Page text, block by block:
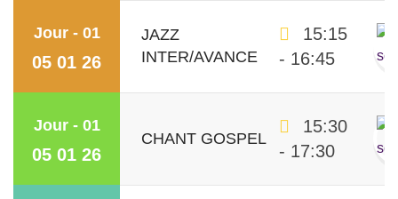
Jour - 01
05 01 26
JAZZ
INTER/AVANCE
15:15
- 16:45
Jour - 01
05 01 26
CHANT GOSPEL
15:30
- 17:30